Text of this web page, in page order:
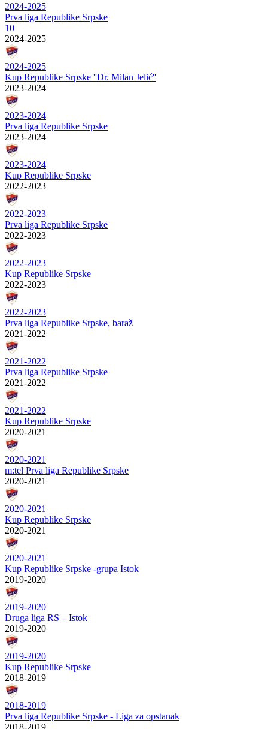
2024-2025
Prva liga Republike Srpske
10
2024-2025
2024-2025
Kup Republike Srpske ''Dr. Milan Jelić''
2023-2024
2023-2024
Prva liga Republike Srpske
2023-2024
2023-2024
Kup Republike Srpske
2022-2023
2022-2023
Prva liga Republike Srpske
2022-2023
2022-2023
Kup Republike Srpske
2022-2023
2022-2023
Prva liga Republike Srpske, baraž
2021-2022
2021-2022
Prva liga Republike Srpske
2021-2022
2021-2022
Kup Republike Srpske
2020-2021
2020-2021
m:tel Prva liga Republike Srpske
2020-2021
2020-2021
Kup Republike Srpske
2020-2021
2020-2021
Kup Republike Srpske -grupa Istok
2019-2020
2019-2020
Druga liga RS – Istok
2019-2020
2019-2020
Kup Republike Srpske
2018-2019
2018-2019
Prva liga Republike Srpske - Liga za opstanak
2018-2019